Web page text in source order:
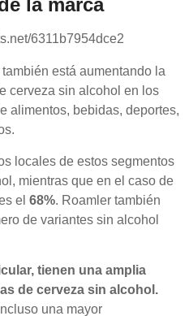
la marca
6311b7954dce2
está aumentando la
cerveza sin alcohol en los
alimentos, bebidas, deportes,
locales de estos segmentos
mientras que en el caso de
el 68%. Roamler también
de variantes sin alcohol
tienen una amplia
de cerveza sin alcohol.
una mayor